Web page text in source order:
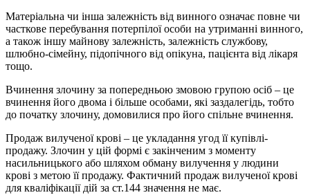
Матеріальна чи інша залежність від винного означає повне чи
часткове перебування потерпілої особи на утриманні винного,
а також іншу майнову залежність, залежність службову,
шлюбно-сімейну, підопічного від опікуна, пацієнта від лікаря
тощо.
Вчинення злочину за попередньою змовою групою осіб – це
вчинення його двома і більше особами, які заздалегідь, тобто
до початку злочину, домовилися про його спільне вчинення.
Продаж вилученої крові – це укладання угод її купівлі-
продажу. Злочин у цій формі є закінченим з моменту
насильницького або шляхом обману вилучення у людини
крові з метою її продажу. Фактичний продаж вилученої крові
для кваліфікації дій за ст.144 значення не має.